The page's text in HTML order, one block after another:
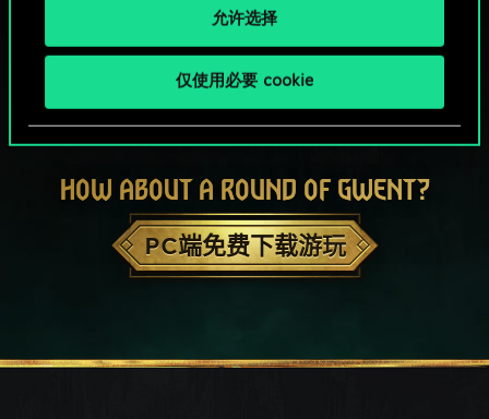
允许选择
仅使用必要 cookie
HOW ABOUT A ROUND OF GWENT?
PC端免费下载游玩